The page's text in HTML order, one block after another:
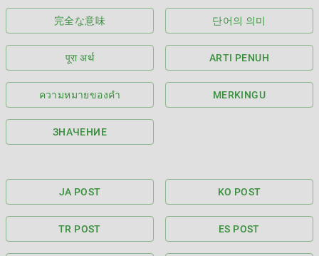
完全な意味 단어의 의미
पूरा अर्थ ARTI PENUH
ความหมายของคำ MERKINGU
ЗНАЧЕНИЕ
JA POST KO POST
TR POST ES POST